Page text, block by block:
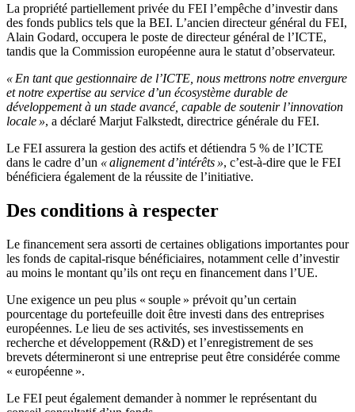
La propriété partiellement privée du FEI l’empêche d’investir dans
des fonds publics tels que la BEI. L’ancien directeur général du FEI,
Alain Godard, occupera le poste de directeur général de l’ICTE,
tandis que la Commission européenne aura le statut d’observateur.
« En tant que gestionnaire de l’ICTE, nous mettrons notre envergure
et notre expertise au service d’un écosystème durable de
développement à un stade avancé, capable de soutenir l’innovation
locale », a déclaré Marjut Falkstedt, directrice générale du FEI.
Le FEI assurera la gestion des actifs et détiendra 5 % de l’ICTE
dans le cadre d’un « alignement d’intérêts », c’est-à-dire que le FEI
bénéficiera également de la réussite de l’initiative.
Des conditions à respecter
Le financement sera assorti de certaines obligations importantes pour
les fonds de capital-risque bénéficiaires, notamment celle d’investir
au moins le montant qu’ils ont reçu en financement dans l’UE.
Une exigence un peu plus « souple » prévoit qu’un certain
pourcentage du portefeuille doit être investi dans des entreprises
européennes. Le lieu de ses activités, ses investissements en
recherche et développement (R&D) et l’enregistrement de ses
brevets détermineront si une entreprise peut être considérée comme
« européenne ».
Le FEI peut également demander à nommer le représentant du